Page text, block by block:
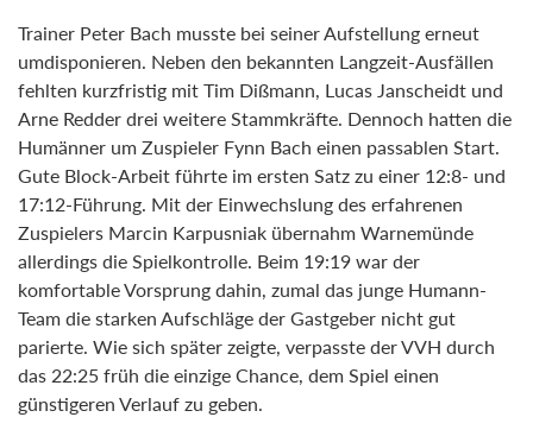
Trainer Peter Bach musste bei seiner Aufstellung erneut
umdisponieren. Neben den bekannten Langzeit-Ausfällen
fehlten kurzfristig mit Tim Dißmann, Lucas Janscheidt und
Arne Redder drei weitere Stammkräfte. Dennoch hatten die
Humänner um Zuspieler Fynn Bach einen passablen Start.
Gute Block-Arbeit führte im ersten Satz zu einer 12:8- und
17:12-Führung. Mit der Einwechslung des erfahrenen
Zuspielers Marcin Karpusniak übernahm Warnemünde
allerdings die Spielkontrolle. Beim 19:19 war der
komfortable Vorsprung dahin, zumal das junge Humann-
Team die starken Aufschläge der Gastgeber nicht gut
parierte. Wie sich später zeigte, verpasste der VVH durch
das 22:25 früh die einzige Chance, dem Spiel einen
günstigeren Verlauf zu geben.